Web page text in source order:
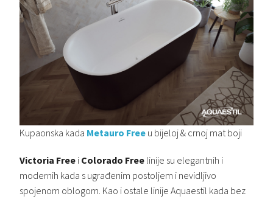
Kupaonska kada Metauro Free u bijeloj & crnoj mat boji
Victoria Free i Colorado Free linije su elegantnih i
modernih kada s ugrađenim postoljem i nevidljivo
spojenom oblogom. Kao i ostale linije Aquaestil kada bez